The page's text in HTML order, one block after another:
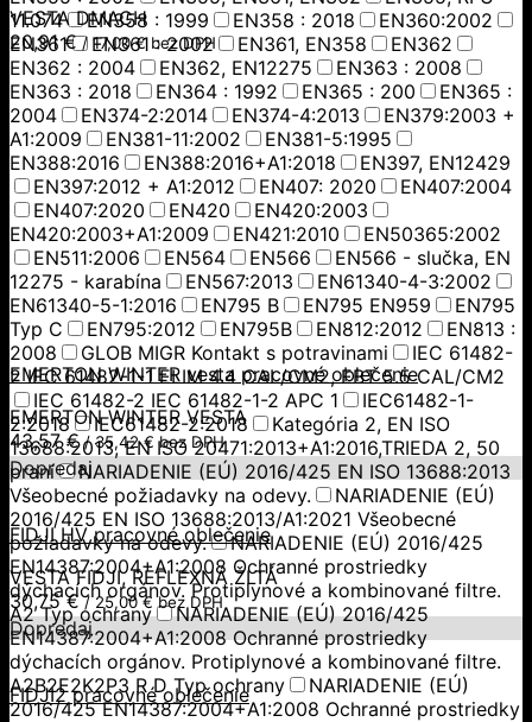
11.074
EN358 : 1999 EN358 : 2018
EN360:2002
EN361
EN361 : 2002 EN361, EN358
EN362
EN362 : 2004
EN362, EN12275
EN363 : 2008
EN363 : 2018
EN364 : 1992 EN365 : 200
EN365 :
2004
EN374-2:2014 EN374-4:2013
EN379:2003 +
A1:2009
EN381-11:2002
EN381-5:1995
EN388:2016
EN388:2016+A1:2018
EN397, EN12429
EN397:2012 + A1:2012
EN407: 2020
EN407:2004
EN407:2020
EN420
EN420:2003
EN420:2003+A1:2009
EN421:2010
EN50365:2002
EN511:2006
EN564 EN566
EN566 - slučka, EN
12275 - karabína
EN567:2013
EN61340-4-3:2002
EN61340-5-1:2016
EN795 B EN795 EN959
EN795
Typ C
EN795:2012 EN795B EN812:2012
EN813 :
2008
GLOB MIGR Kontakt s potravinami
IEC 61482-
2 IEC 61482-1-1 ELIM 4.4 CAL/CM2, EBT 5.5 CAL/CM2
IEC 61482-2 IEC 61482-1-2 APC 1
IEC61482-1-
2:2018
IEC61482-2:2018
Kategória 2, EN ISO
13688:2013, EN ISO 20471:2013+A1:2016,TRIEDA 2, 50
praní
NARIADENIE (EÚ) 2016/425 EN ISO 13688:2013
Všeobecné požiadavky na odevy.
NARIADENIE (EÚ)
2016/425 EN ISO 13688:2013/A1:2021 Všeobecné
požiadavky na odevy.
NARIADENIE (EÚ) 2016/425
EN14387:2004+A1:2008 Ochranné prostriedky
dýchacích orgánov. Protiplynové a kombinované filtre.
A2 Typ ochrany
NARIADENIE (EÚ) 2016/425
EN14387:2004+A1:2008 Ochranné prostriedky
dýchacích orgánov. Protiplynové a kombinované filtre.
A2B2E2K2P3 R D Typ ochrany
NARIADENIE (EÚ)
2016/425 EN14387:2004+A1:2008 Ochranné prostriedky
VESTA DMACH
20,91€/ 17,00€bez DPH
EMERTON WINTER vesta pracovné oblečenie
EMERTON WINTER VESTA
43,57€/35,42€ bez DPH
Dopredaj
FIDJI HV pracovné oblečenie
VESTA FIDJI, REFLEXNÁ ŽLTÁ
30,75€/25,00€bez DPH
Dopredaj
FIDJI2 pracovné oblečenie